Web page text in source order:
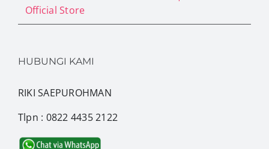
Official Store
HUBUNGI KAMI
RIKI SAEPUROHMAN
Tlpn : 0822 4435 2122